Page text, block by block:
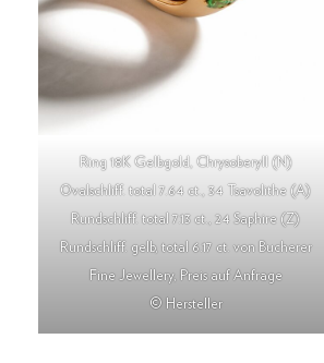
Ring 18K Gelbgold, Chrysoberyll (N)
Ovalschliff. total 7.64 ct., 34 Tsavolithe (A)
Rundschliff. total 7.13 ct., 24 Saphire (Z)
Rundschliff. gelb, total 6.17 ct. von Bucherer
Fine Jewellery, Preis auf Anfrage
© Hersteller